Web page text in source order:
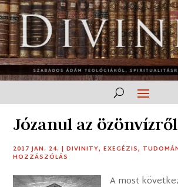
Józanul az
2017 JAN. 24. |DIVINITY,EXEGÉZIS,
HOZZÁSZÓLÁS
A most